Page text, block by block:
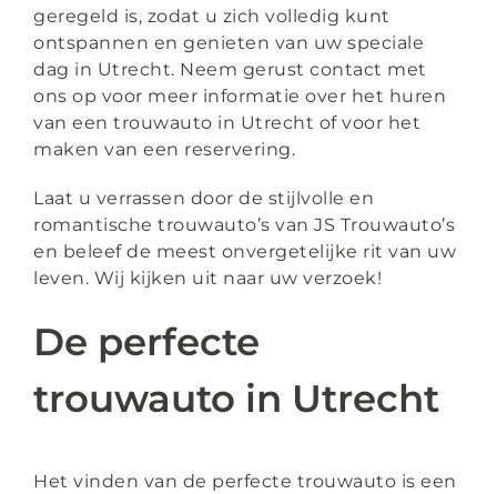
geregeld is, zodat u zich volledig kunt
ontspannen en genieten van uw speciale
dag in Utrecht. Neem gerust contact met
ons op voor meer informatie over het huren
van een trouwauto in Utrecht of voor het
maken van een reservering.
Laat u verrassen door de stijlvolle en
romantische trouwauto’s van JS Trouwauto’s
en beleef de meest onvergetelijke rit van uw
leven. Wij kijken uit naar uw verzoek!
De perfecte
trouwauto in Utrecht
Het vinden van de perfecte trouwauto is een